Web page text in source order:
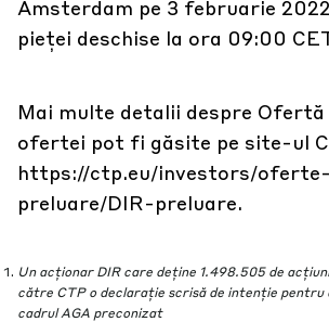
Amsterdam pe 3 februarie
pieței deschise la ora 09:00
Mai multe detalii despre
ofertei pot fi găsite pe site-ul
https://ctp.eu/investors/
preluare/DIR-preluare.
Un acționar DIR care deține 1.498.505 de
către CTP o declarație scrisă de intenție pentru
cadrul AGA preconizat